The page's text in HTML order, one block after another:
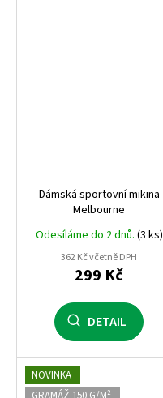
Dámská sportovní mikina
Melbourne
Odesíláme do 2 dnů. (3 ks)
362 Kč včetně DPH
299 Kč
DETAIL
NOVINKA